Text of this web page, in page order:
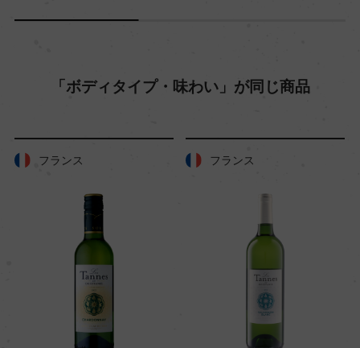
「ボディタイプ・味わい」が同じ商品
フランス フランス